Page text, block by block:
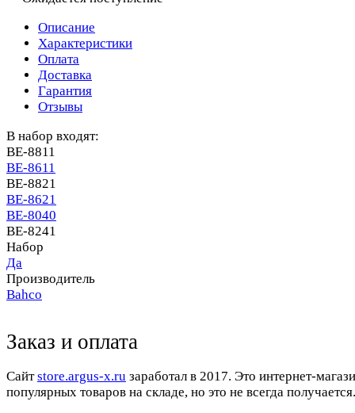
Описание
Характеристики
Оплата
Доставка
Гарантия
Отзывы
В набор входят:
BE-8811
BE-8611
BE-8821
BE-8621
BE-8040
BE-8241
Набор
Да
Производитель
Bahco
Заказ и оплата
Cайтstore.argus-x.ru заработал в 2017. Это интернет-
популярных товаров на складе, но это не всегда